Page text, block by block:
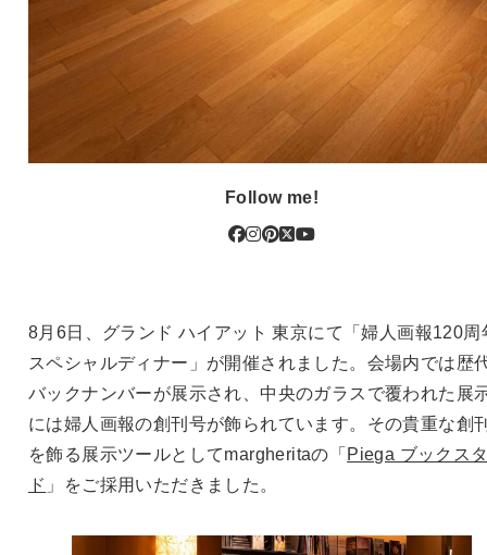
Follow me!
8月6日、グランド ハイアット 東京にて「婦人画報120周
スペシャルディナー」が開催されました。会場内では歴
バックナンバーが展示され、中央のガラスで覆われた展
には婦人画報の創刊号が飾られています。その貴重な創
を飾る展示ツールとしてmargheritaの「 Piega ブックス
ド 」をご採用いただきました。